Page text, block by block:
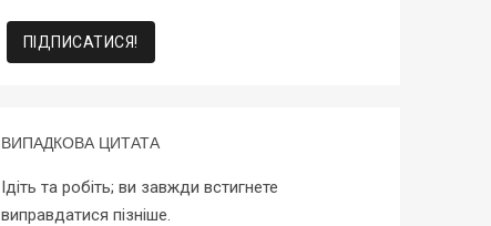
ВИПАДКОВА ЦИТАТА
Ідіть та робіть; ви завжди встигнете
виправдатися пізніше.